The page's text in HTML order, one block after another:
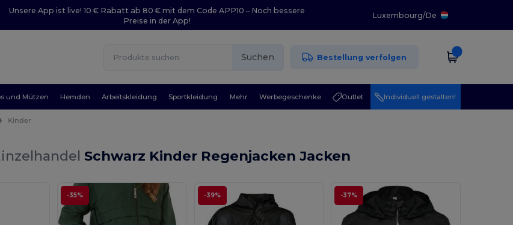
Unsere App ist live! 10 € Rabatt ab 80 € mit dem Code APP10 – Noch bessere
Preise in der App!
Luxembourg/De
Suchen Bestellung verfolgen
und Mützen Hemden Arbeitskleidung Sportkleidung Mehr Werbegeschenke Outlet Individuell gestalten!
Kinder
Schwarz Kinder Regenjacken Jacken
-35% -39% -37%